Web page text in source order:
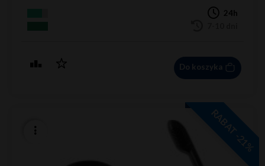
24h
Do koszyka
RABAT -21%